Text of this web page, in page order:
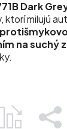
Dark
milujú
na suchý